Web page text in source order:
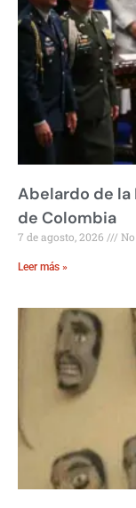
Abelardo de la
de Colombia
7 de agosto, 2026
Leer más »